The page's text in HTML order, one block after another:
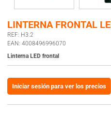
LINTERNA FRONTAL
REF: H3.2
EAN: 4008496996070
Linterna LED frontal
Iniciar sesión para ver los precios